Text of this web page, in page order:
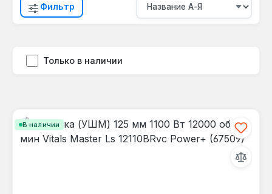
Фильтр
Только в наличии
В наличии